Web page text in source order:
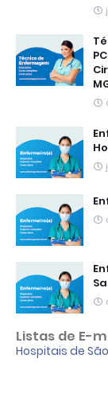
Listas de E-
Hospitais de